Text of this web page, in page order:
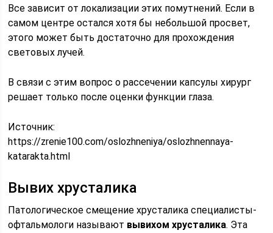
Все зависит от локализации этих помутнений. Если в
самом центре остался хотя бы небольшой просвет,
этого может быть достаточно для прохождения
световых лучей.
В связи с этим вопрос о рассечении капсулы хирург
решает только после оценки функции глаза.
Источник:
https://zrenie100.com/oslozhneniya/oslozhnennaya-
katarakta.html
Вывих хрусталика
Патологическое смещение хрусталика специалисты-
офтальмологи называют вывихом хрусталика. Эта